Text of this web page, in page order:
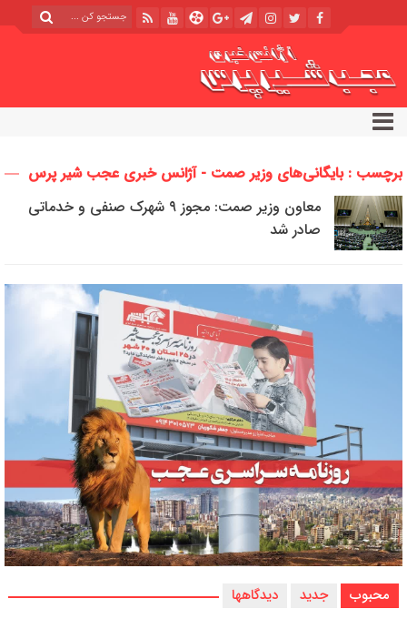
برچسب : بایگانی‌های وزیر صمت - آژانس خبری عجب شیر پرس
معاون وزیر صمت: مجوز ۹ شهرک صنفی و خدماتی
صادر شد
محبوب جدید دیدگاهها